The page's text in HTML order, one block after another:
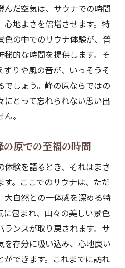
空気の効用
す心地よいリズムの秘密
ウナの時間割
ズムがもたらす安らぎ
生む自然とサウナの調和
自然のサウナリズム
サウナのタイミング
が自然への理解を深める
サウナの魅力
じる自然の恩恵
む新たな気づき
体験が教えてくれること
深まるサウナ体験
りなす新たな学び
んだ空気は、サウナでの時間
地よさを倍増させます。特
色の中でのサウナ体験が、普
的な時間を提供します。そ
ずりや風の音が、いっそうそ
しょう。峰の原ならではの
とって忘れられない思い出
。
原での至福の時間
験を語るとき、それはまさ
す。ここでのサウナは、ただ
大自然との一体感を深める特
包まれ、山々の美しい景色
ンスが取り戻されます。サ
を存分に吸い込み、心地良い
ができます。これまでに訪れ